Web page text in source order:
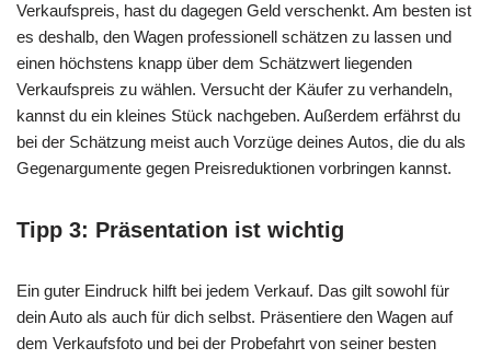
Verkaufspreis, hast du dagegen Geld verschenkt. Am besten ist
es deshalb, den Wagen professionell schätzen zu lassen und
einen höchstens knapp über dem Schätzwert liegenden
Verkaufspreis zu wählen. Versucht der Käufer zu verhandeln,
kannst du ein kleines Stück nachgeben. Außerdem erfährst du
bei der Schätzung meist auch Vorzüge deines Autos, die du als
Gegenargumente gegen Preisreduktionen vorbringen kannst.
Tipp 3: Präsentation ist wichtig
Ein guter Eindruck hilft bei jedem Verkauf. Das gilt sowohl für
dein Auto als auch für dich selbst. Präsentiere den Wagen auf
dem Verkaufsfoto und bei der Probefahrt von seiner besten